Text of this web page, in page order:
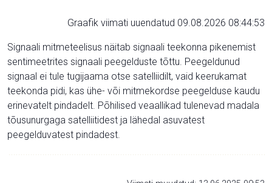
Graafik viimati uuendatud 09.08.2026 08:44:53
Signaali mitmeteelisus näitab signaali teekonna pikenemist
sentimeetrites signaali peegelduste tõttu. Peegeldunud
signaal ei tule tugijaama otse satelliidilt, vaid keerukamat
teekonda pidi, kas ühe- või mitmekordse peegelduse kaudu
erinevatelt pindadelt. Põhilised veaallikad tulenevad madala
tõusunurgaga satelliitidest ja lähedal asuvatest
peegelduvatest pindadest.